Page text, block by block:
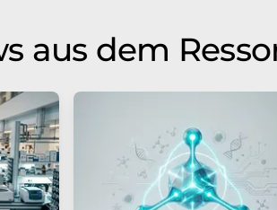
aus dem